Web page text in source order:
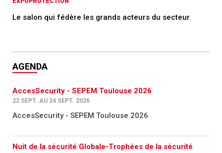
Le salon qui fédère les grands acteurs du secteur
AGENDA
AccesSecurity - SEPEM Toulouse 2026
22 SEPT. AU 24 SEPT. 2026
AccesSecurity - SEPEM Toulouse 2026
Nuit de la sécurité Globale-Trophées de la sécurité